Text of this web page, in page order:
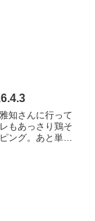
知さんに行って
もあっさり鶏そ
ング。あと単品